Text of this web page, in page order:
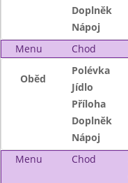
Doplněk
Nápoj
Menu
Chod
Oběd
Polévka
Jídlo
Příloha
Doplněk
Nápoj
Menu
Chod